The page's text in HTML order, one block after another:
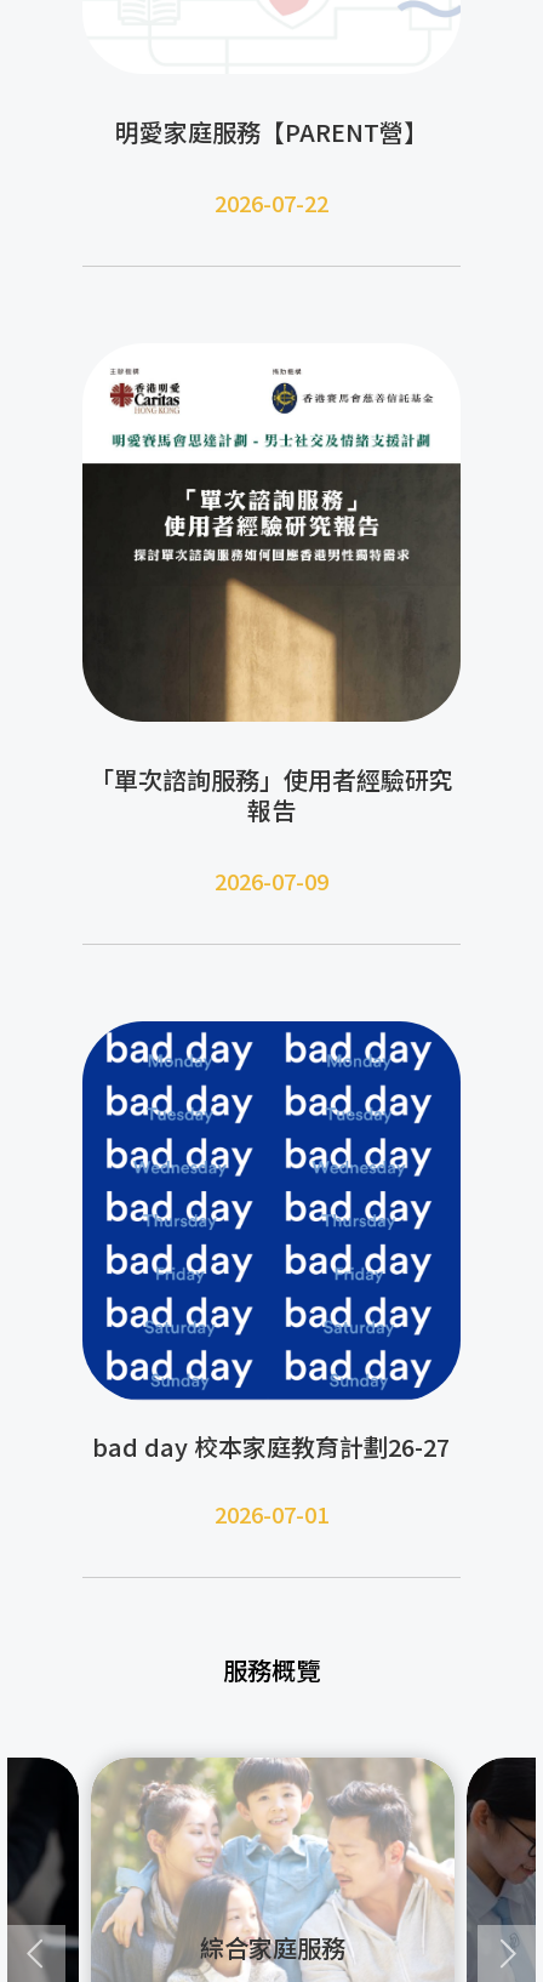
明愛家庭服務【PARENT營】
2026-07-22
「單次諮詢服務」使用者經驗研究
報告
2026-07-09
bad day 校本家庭教育計劃26-27
2026-07-01
服務概覽
綜合家庭服務